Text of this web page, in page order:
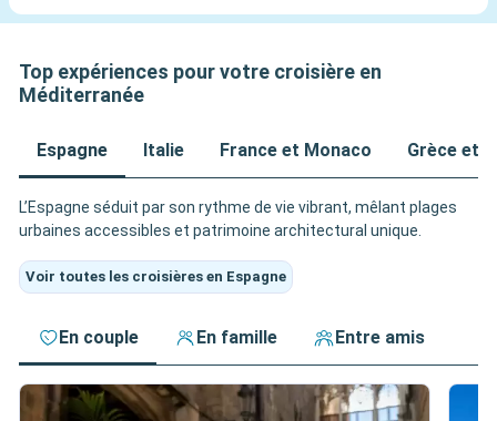
Top expériences pour votre croisière en
Méditerranée
Espagne Italie France et Monaco Grèce et
L’Espagne séduit par son rythme de vie vibrant, mêlant plages
urbaines accessibles et patrimoine architectural unique.
Voir toutes les croisières en Espagne
En couple En famille Entre amis